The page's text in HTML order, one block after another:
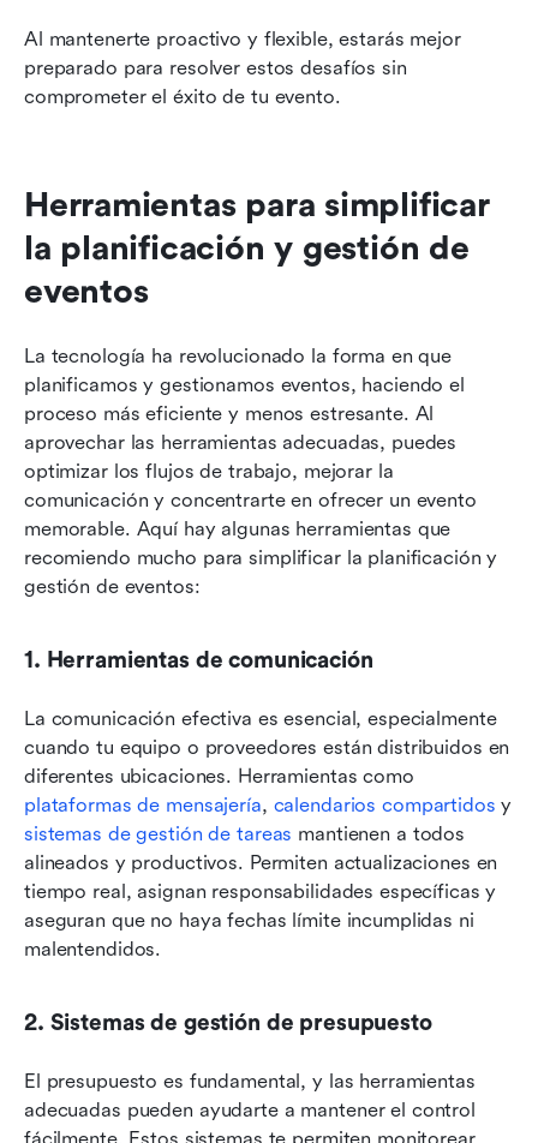
Al mantenerte proactivo y flexible, estarás mejor
preparado para resolver estos desafíos sin
comprometer el éxito de tu evento.
Herramientas para simplificar
la planificación y gestión de
eventos
La tecnología ha revolucionado la forma en que
planificamos y gestionamos eventos, haciendo el
proceso más eficiente y menos estresante. Al
aprovechar las herramientas adecuadas, puedes
optimizar los flujos de trabajo, mejorar la
comunicación y concentrarte en ofrecer un evento
memorable. Aquí hay algunas herramientas que
recomiendo mucho para simplificar la planificación y
gestión de eventos:
1. Herramientas de comunicación
La comunicación efectiva es esencial, especialmente
cuando tu equipo o proveedores están distribuidos en
plataformas de mensajería, calendarios compartidos
sistemas de gestión de tareas mantienen a todos
alineados y productivos. Permiten actualizaciones en
tiempo real, asignan responsabilidades específicas y
aseguran que no haya fechas límite incumplidas ni
malentendidos.
2. Sistemas de gestión de presupuesto
El presupuesto es fundamental, y las herramientas
adecuadas pueden ayudarte a mantener el control
fácilmente. Estos sistemas te permiten monitorear